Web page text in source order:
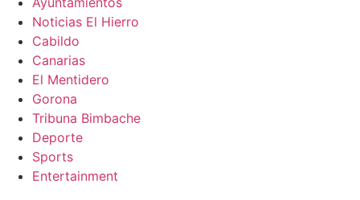
Noticias El Hierro
Cabildo
Canarias
El Mentidero
Gorona
Tribuna Bimbache
Deporte
Sports
Entertainment